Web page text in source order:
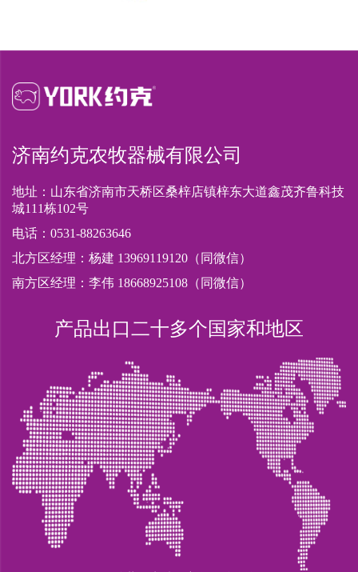
济南约克农牧器械有限公司
地址：山东省济南市天桥区桑梓店镇梓东大道鑫茂齐鲁科技
城111栋102号
电话：0531-88263646
北方区经理：杨建 13969119120（同微信）
南方区经理：李伟 18668925108（同微信）
产品出口二十多个国家和地区